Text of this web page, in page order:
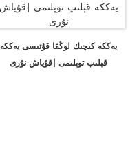
يەككە كىچىك لوڭقا قۇتىسى يەككە
قېلىپ توپلىمى |قۇياش نۇرى